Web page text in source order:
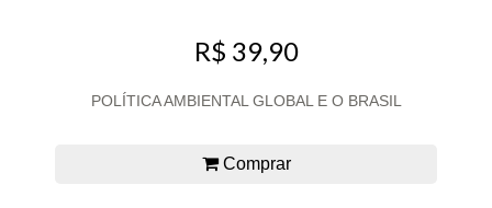
R$ 39,90
POLÍTICA AMBIENTAL GLOBAL E O BRASIL
Comprar